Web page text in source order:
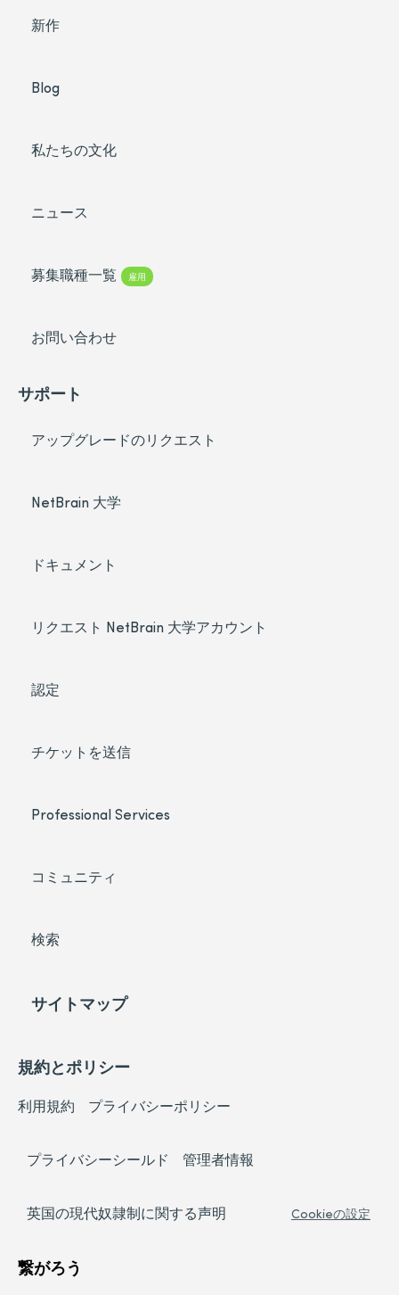
新作
Blog
私たちの文化
ニュース
募集職種一覧 雇用
お問い合わせ
サポート
アップグレードのリクエスト
NetBrain 大学
ドキュメント
リクエスト NetBrain 大学アカウント
認定
チケットを送信
Professional Services
コミュニティ
検索
サイトマップ
規約とポリシー
利用規約 プライバシーポリシー
プライバシーシールド 管理者情報
英国の現代奴隷制に関する声明 Cookieの設定
繋がろう